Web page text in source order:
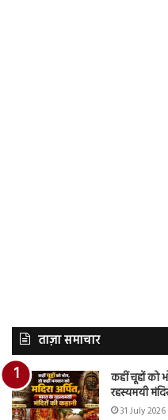
ताज़ा समाचार
कहीं चूहों को
रहस्यमयी
31 July